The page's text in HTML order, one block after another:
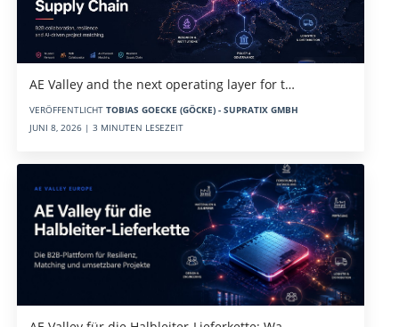
AE Valley and the next operating layer for t…
VERÖFFENTLICHT TOBIAS GOECKE (GÖCKE) - SUPRATIX GMBH
JUNI 8, 2026 | 3 MINUTEN LESEZEIT